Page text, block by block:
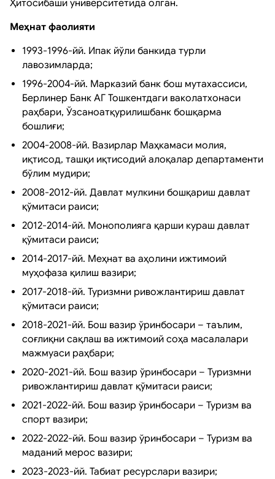
Ҳитосибаши университетида олган.
Меҳнат фаолияти
1993-1996-йй. Ипак йўли банкида турли
лавозимларда;
1996-2004-йй. Марказий банк бош мутахассиси,
Берлинер Банк AГ Тошкентдаги ваколатхонаси
раҳбари, Ўзсаноатқурилишбанк бошқарма
бошлиғи;
2004-2008-йй. Вазирлар Маҳкамаси молия,
иқтисод, ташқи иқтисодий алоқалар департаменти
бўлим мудири;
2008-2012-йй. Давлат мулкини бошқариш давлат
қўмитаси раиси;
2012-2014-йй. Монополияга қарши кураш давлат
қўмитаси раиси;
2014-2017-йй. Меҳнат ва аҳолини ижтимоий
муҳофаза қилиш вазири;
2017-2018-йй. Туризмни ривожлантириш давлат
қўмитаси раиси;
2018-2021-йй. Бош вазир ўринбосари – таълим,
соғлиқни сақлаш ва ижтимоий соҳа масалалари
мажмуаси раҳбари;
2020-2021-йй. Бош вазир ўринбосари – Туризмни
ривожлантириш давлат қўмитаси раиси;
2021-2022-йй. Бош вазир ўринбосари – Туризм ва
спорт вазири;
2022-2022-йй. Бош вазир ўринбосари – Туризм ва
маданий мерос вазири;
2023-2023-йй. Табиат ресурслари вазири;